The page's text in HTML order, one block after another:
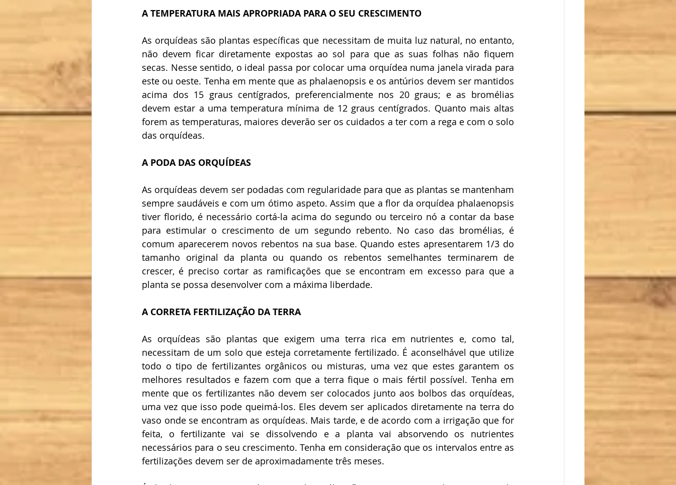
A TEMPERATURA MAIS APROPRIADA PARA O SEU CRESCIMENTO
As orquídeas são plantas específicas que necessitam de muita luz natural, no entanto,
não devem ficar diretamente expostas ao sol para que as suas folhas não fiquem
secas. Nesse sentido, o ideal passa por colocar uma orquídea numa janela virada para
este ou oeste. Tenha em mente que as phalaenopsis e os antúrios devem ser mantidos
acima dos 15 graus centígrados, preferencialmente nos 20 graus; e as bromélias
devem estar a uma temperatura mínima de 12 graus centígrados. Quanto mais altas
forem as temperaturas, maiores deverão ser os cuidados a ter com a rega e com o solo
das orquídeas.
A PODA DAS ORQUÍDEAS
As orquídeas devem ser podadas com regularidade para que as plantas se mantenham
sempre saudáveis e com um ótimo aspeto. Assim que a flor da orquídea phalaenopsis
tiver florido, é necessário cortá-la acima do segundo ou terceiro nó a contar da base
para estimular o crescimento de um segundo rebento. No caso das bromélias, é
comum aparecerem novos rebentos na sua base. Quando estes apresentarem 1/3 do
tamanho original da planta ou quando os rebentos semelhantes terminarem de
crescer, é preciso cortar as ramificações que se encontram em excesso para que a
planta se possa desenvolver com a máxima liberdade.
A CORRETA FERTILIZAÇÃO DA TERRA
As orquídeas são plantas que exigem uma terra rica em nutrientes e, como tal,
necessitam de um solo que esteja corretamente fertilizado. É aconselhável que utilize
todo o tipo de fertilizantes orgânicos ou misturas, uma vez que estes garantem os
melhores resultados e fazem com que a terra fique o mais fértil possível. Tenha em
mente que os fertilizantes não devem ser colocados junto aos bolbos das orquídeas,
uma vez que isso pode queimá-los. Eles devem ser aplicados diretamente na terra do
vaso onde se encontram as orquídeas. Mais tarde, e de acordo com a irrigação que for
feita, o fertilizante vai se dissolvendo e a planta vai absorvendo os nutrientes
necessários para o seu crescimento. Tenha em consideração que os intervalos entre as
fertilizações devem ser de aproximadamente três meses.